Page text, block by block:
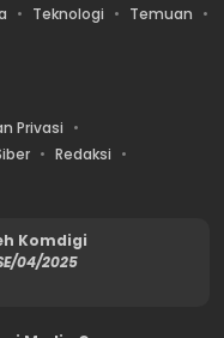
Teknologi
Temuan
Privasi
Redaksi
Komdigi
04/2025